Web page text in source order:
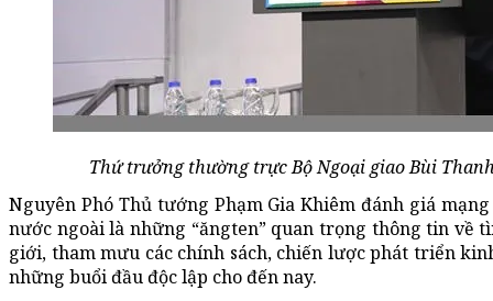
Thứ trưởng thường trực Bộ Ngoại giao Bùi
Nguyên Phó Thủ tướng Phạm Gia Khiêm đánh giá
nước ngoài là những “ăngten” quan trọng thông tin
giới, tham mưu các chính sách, chiến lược phát triển
những buổi đầu độc lập cho đến nay.